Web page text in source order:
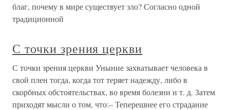
благ, почему в мире существует зло? Согласно одной
традиционной
С точки зрения церкви
С точки зрения церкви Уныние захватывает человека в
свой плен тогда, когда тот теряет надежду, либо в
скорбных обстоятельствах, во время болезни и т. д. Затем
приходят мысли о том, что:– Теперешнее его страдание